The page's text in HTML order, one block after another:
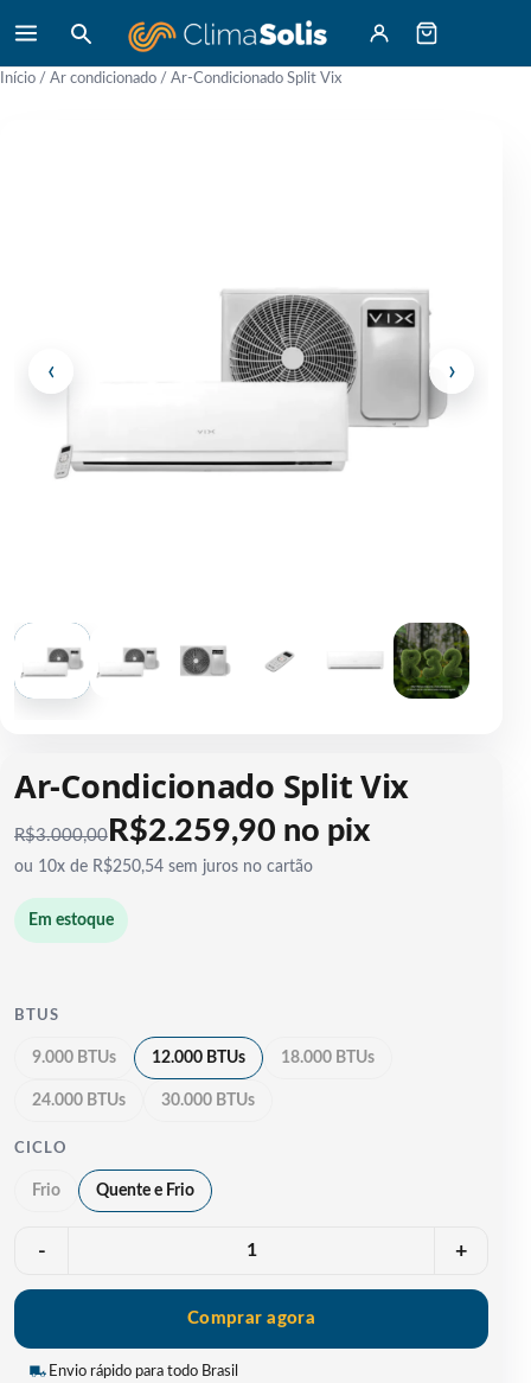
Início / Ar condicionado / Ar-Condicionado Split Vix
1 / 6
‹ ›
Ar-Condicionado Split Vix
R$3.000,00 R$2.259,90 no pix
ou 10x de R$250,54 sem juros no cartão
Em estoque
BTUS
9.000 BTUs 12.000 BTUs 18.000 BTUs
24.000 BTUs 30.000 BTUs
CICLO
Frio Quente e Frio
- +
Comprar agora
Envio rápido para todo Brasil